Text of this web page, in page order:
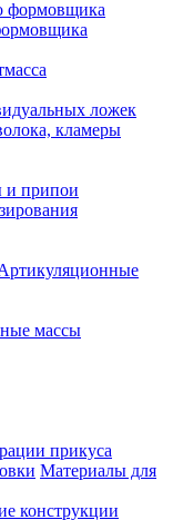
ложек
кламеры
и припои
массы
прикуса
Материалы для